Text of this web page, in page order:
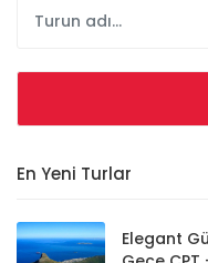
En Yeni Turlar
Elegant